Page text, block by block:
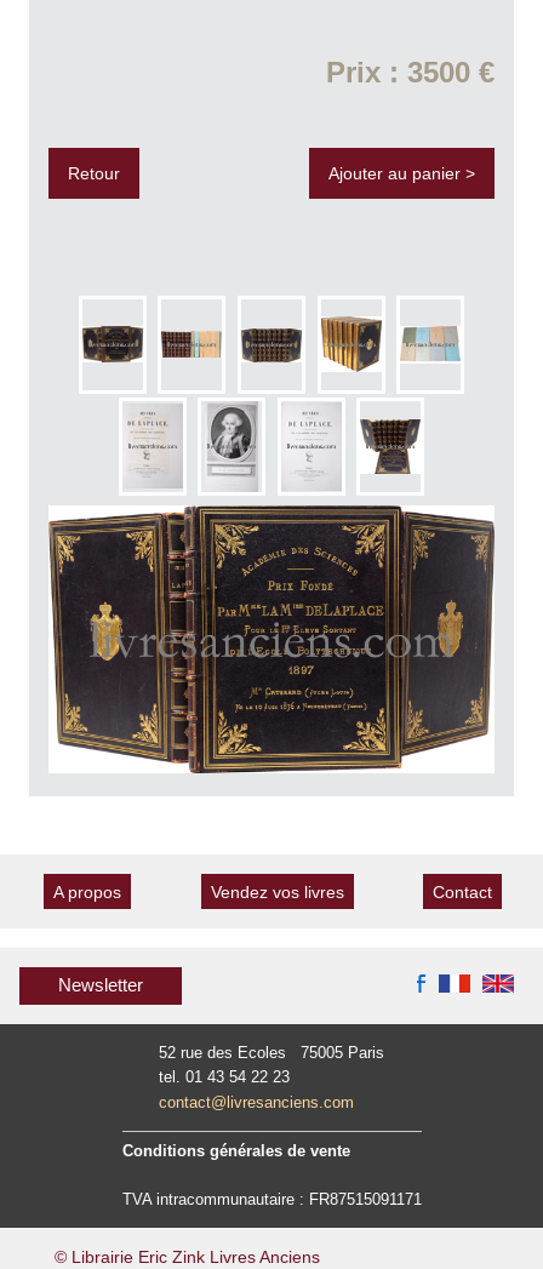
Prix : 3500 €
Retour Ajouter au panier >
A propos Vendez vos livres Contact
Newsletter
52 rue des Ecoles 75005 Paris
tel. 01 43 54 22 23
contact@livresanciens.com
Conditions générales de vente
TVA intracommunautaire : FR87515091171
© Librairie Eric Zink Livres Anciens